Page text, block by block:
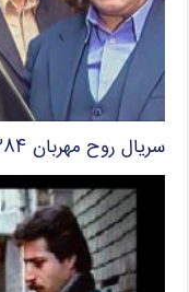
سریال روح مهربان ۱۳۸۴